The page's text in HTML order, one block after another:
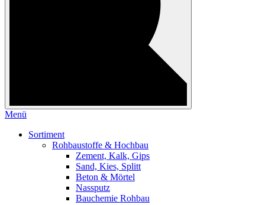
Menü
Sortiment
Rohbaustoffe & Hochbau
Zement, Kalk, Gips
Sand, Kies, Splitt
Beton & Mörtel
Nassputz
Bauchemie Rohbau